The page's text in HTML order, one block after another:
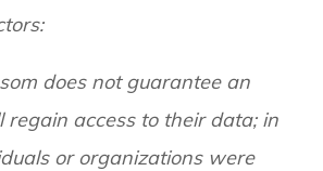
does not guarantee an
access to their data; in
or organizations were